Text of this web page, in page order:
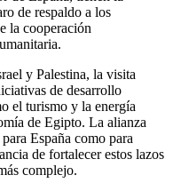
de respaldo a los
la cooperación
y Palestina, la visita
de desarrollo
el turismo y la energía
de Egipto. La alianza
España como para
de fortalecer estos lazos
complejo.